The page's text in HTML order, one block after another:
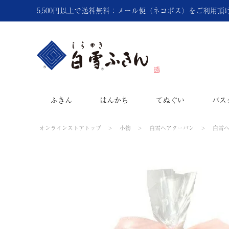
5,500円以上で送料無料：メール便（ネコポス）をご利用頂
ふきん はんかち てぬぐい バス
オンラインストアトップ 小物 白雪ヘアターバン 白雪